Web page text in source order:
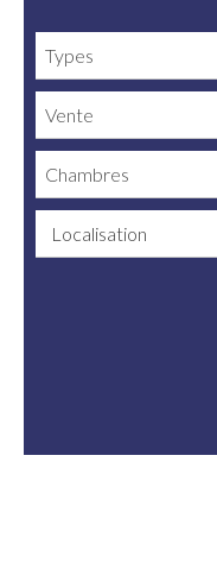
Types
Vente
Chambres
Localisation